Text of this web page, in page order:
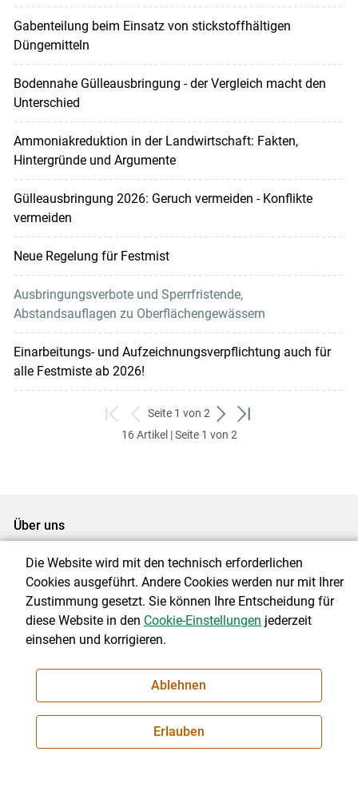
Gabenteilung beim Einsatz von stickstoffhältigen
Düngemitteln
Bodennahe Gülleausbringung - der Vergleich macht den
Unterschied
Ammoniakreduktion in der Landwirtschaft: Fakten,
Hintergründe und Argumente
Gülleausbringung 2026: Geruch vermeiden - Konflikte
vermeiden
Neue Regelung für Festmist
Ausbringungsverbote und Sperrfristende,
Abstandsauflagen zu Oberflächengewässern
Einarbeitungs- und Aufzeichnungsverpflichtung auch für
alle Festmiste ab 2026!
zum
ersten
zurück
zum
Seite 1 von 2
weiter
zum
zum
16 Artikel | Seite 1 von 2
Über uns
© 2026 stmk.lko.at
Landwirtschaftskammer Steiermark
E-Mail:office@lk-stmk.at
Datenschutzerklärung
Cookie-Einstellungen
Die Website wird mit den technisch erforderlichen
Cookies ausgeführt. Andere Cookies werden nur mit Ihrer
Zustimmung gesetzt. Sie können Ihre Entscheidung für
diese Website in den Cookie-Einstellungen jederzeit
einsehen und korrigieren.
Ablehnen
Erlauben